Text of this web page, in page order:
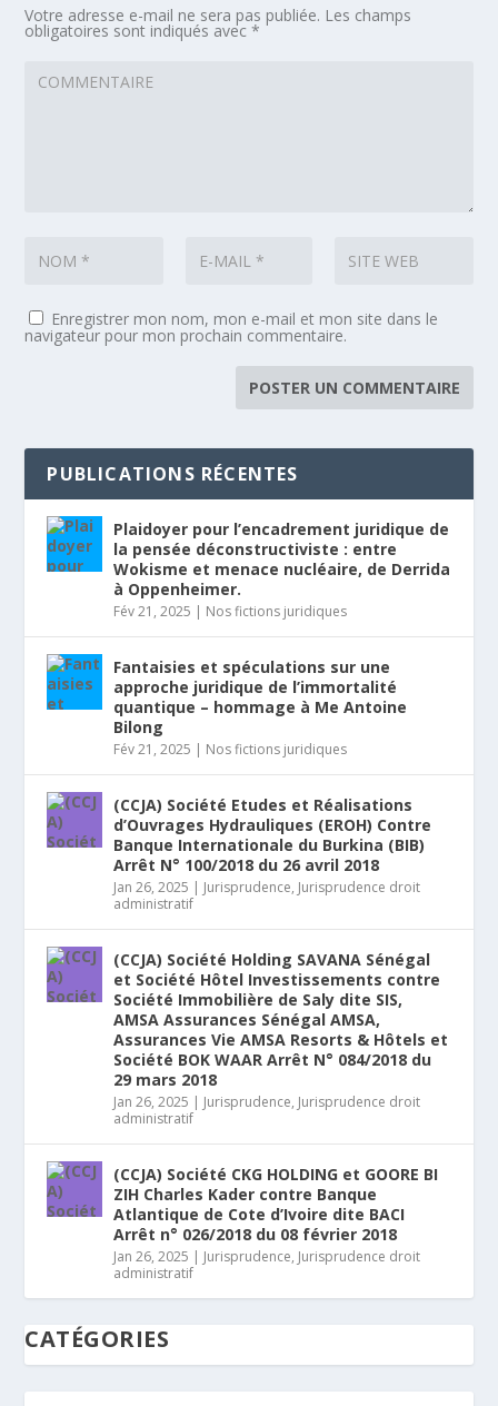
Votre adresse e-mail ne sera pas publiée. Les champs
obligatoires sont indiqués avec*
Enregistrer mon nom, mon e-mail et mon site dans le
navigateur pour mon prochain commentaire.
PUBLICATIONS RÉCENTES
Plaidoyer pour l’encadrement juridique de
la pensée déconstructiviste : entre
Wokisme et menace nucléaire, de Derrida
à Oppenheimer.
Fév 21, 2025 | Nos fictions juridiques
Fantaisies et spéculations sur une
approche juridique de l’immortalité
quantique – hommage à Me Antoine
Bilong
Fév 21, 2025 | Nos fictions juridiques
(CCJA) Société Etudes et Réalisations
d’Ouvrages Hydrauliques (EROH) Contre
Banque Internationale du Burkina (BIB)
Arrêt N° 100/2018 du 26 avril 2018
Jan 26, 2025 | Jurisprudence, Jurisprudence droit
administratif
(CCJA) Société Holding SAVANA Sénégal
et Société Hôtel Investissements contre
Société Immobilière de Saly dite SIS,
AMSA Assurances Sénégal AMSA,
Assurances Vie AMSA Resorts & Hôtels et
Société BOK WAAR Arrêt N° 084/2018 du
29 mars 2018
Jan 26, 2025 | Jurisprudence, Jurisprudence droit
administratif
(CCJA) Société CKG HOLDING et GOORE BI
ZIH Charles Kader contre Banque
Atlantique de Cote d’Ivoire dite BACI
Arrêt n° 026/2018 du 08 février 2018
Jan 26, 2025 | Jurisprudence, Jurisprudence droit
administratif
CATÉGORIES